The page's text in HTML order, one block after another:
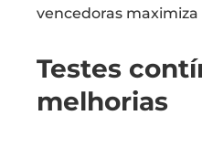
vencedoras
Testes
melhorias